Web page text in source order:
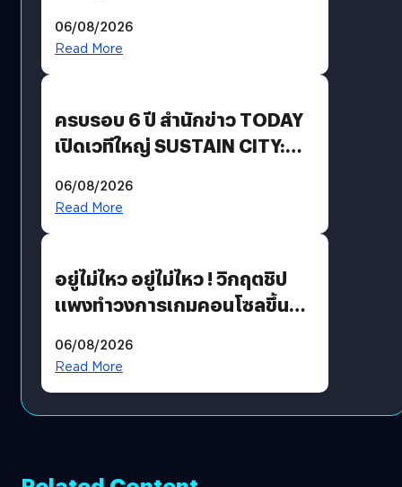
Revenue เร่งเครื่อง New
06/08/2026
Read More
ครบรอบ 6 ปี สำนักข่าว TODAY
เปิดเวทีใหญ่ SUSTAIN CITY:
แนวทางปรับตัวสู่เศรษฐกิจสี
06/08/2026
Read More
อยู่ไม่ไหว อยู่ไม่ไหว ! วิกฤตชิป
แพงทำวงการเกมคอนโซลขึ้น
?
06/08/2026
Read More